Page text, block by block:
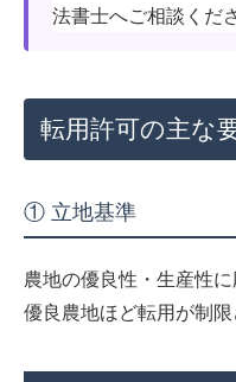
法書士へご相談くだ
転用許可の主な
① 立地基準
農地の優良性・生産性
優良農地ほど転用が制限